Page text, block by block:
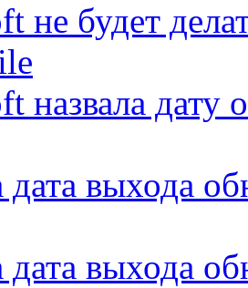
не будет
назвала дату
дата выхода
дата выхода